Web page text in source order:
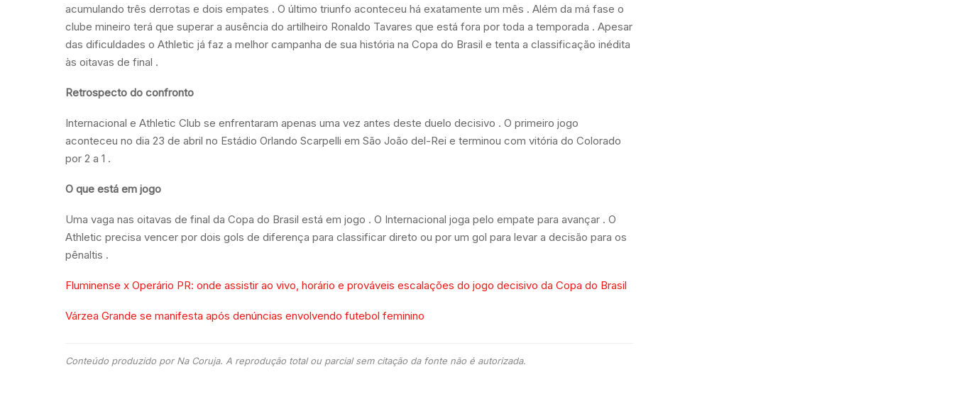
acumulando três derrotas e dois empates . O último triunfo aconteceu há exatamente um mês . Além da má fase o
clube mineiro terá que superar a ausência do artilheiro Ronaldo Tavares que está fora por toda a temporada . Apesar
das dificuldades o Athletic já faz a melhor campanha de sua história na Copa do Brasil e tenta a classificação inédita
às oitavas de final .
Retrospecto do confronto
Internacional e Athletic Club se enfrentaram apenas uma vez antes deste duelo decisivo . O primeiro jogo
aconteceu no dia 23 de abril no Estádio Orlando Scarpelli em São João del-Rei e terminou com vitória do Colorado
por 2 a 1 .
O que está em jogo
Uma vaga nas oitavas de final da Copa do Brasil está em jogo . O Internacional joga pelo empate para avançar . O
Athletic precisa vencer por dois gols de diferença para classificar direto ou por um gol para levar a decisão para os
pênaltis .
Fluminense x Operário PR: onde assistir ao vivo, horário e prováveis escalações do jogo decisivo da Copa do Brasil
Várzea Grande se manifesta após denúncias envolvendo futebol feminino
Conteúdo produzido por Na Coruja. A reprodução total ou parcial sem citação da fonte não é autorizada.